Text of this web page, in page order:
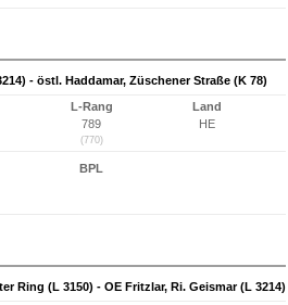
- östl. Haddamar, Züschener Straße (K 78)
L-Rang
789
(770)
Land
HE
BPL
Ring (L 3150) - OE Fritzlar, Ri. Geismar (L 3214)